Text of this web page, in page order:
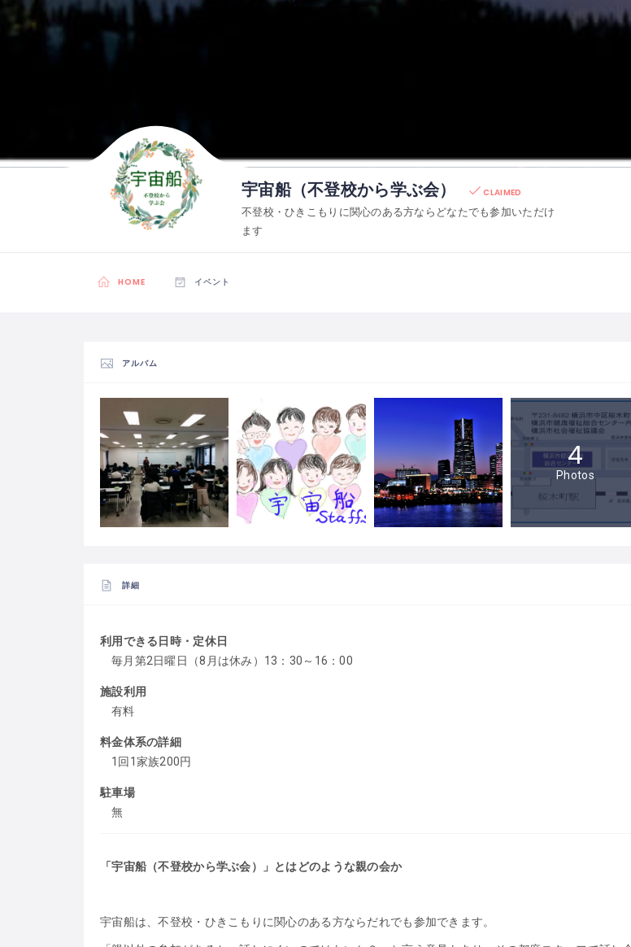
宇宙船（不登校から学ぶ会）
CLAIMED
不登校・ひきこもりに関心のある方ならどなたでも参加いただけ
ます
HOME イベント
アルバム
4
Photos
詳細
利用できる日時・定休日
毎月第2日曜日（8月は休み）13：30～16：00
施設利用
有料
料金体系の詳細
1回1家族200円
駐車場
無
「宇宙船（不登校から学ぶ会）」とはどのような親の会か
宇宙船は、不登校・ひきこもりに関心のある方ならだれでも参加できます。